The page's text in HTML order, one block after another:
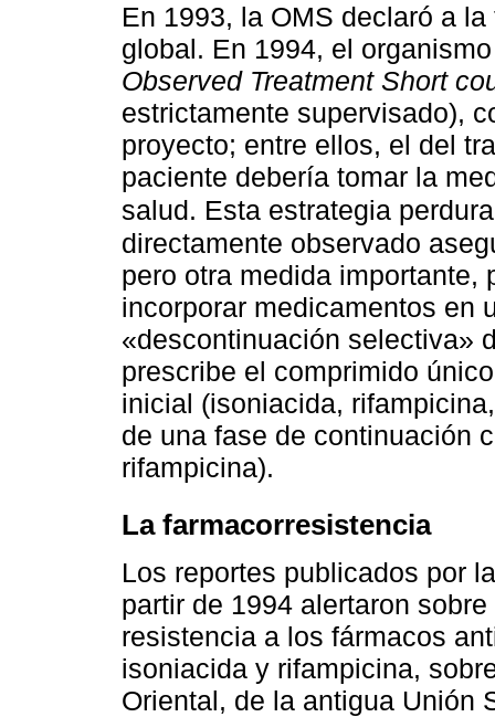
En 1993, la OMS declaró a
global. En 1994, el
Observed Treatment Short
estrictamente supervisado),
proyecto; entre ellos, el del
paciente debería tomar la
salud. Esta estrategia
directamente observado
pero otra medida importante,
incorporar medicamentos en
«descontinuación selectiva»
prescribe el comprimido
inicial (isoniacida,
de una fase de continuación
rifampicina).
La farmacorresistencia
Los reportes publicados por
partir de 1994 alertaron
resistencia a los fármacos
isoniacida y rifampicina,
Oriental, de la antigua Unión